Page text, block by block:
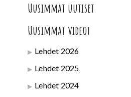
Uusimmat uutiset
Uusimmat videot
Lehdet 2026
Lehdet 2025
Lehdet 2024